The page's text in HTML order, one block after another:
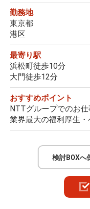
勤務地
東京都
港区
最寄り駅
浜松町徒歩10分
大門徒歩12分
おすすめポイント
NTTグループでのお
業界最大の福利厚生
検討BOXへ